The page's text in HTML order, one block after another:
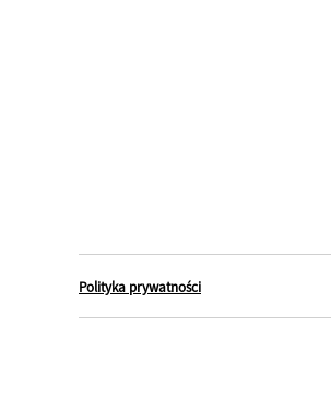
Polityka prywatności